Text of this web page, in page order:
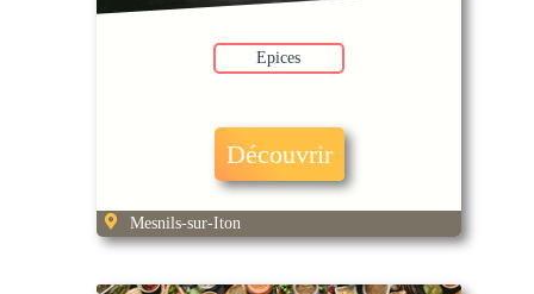
Epices
Découvrir
Mesnils-sur-Iton